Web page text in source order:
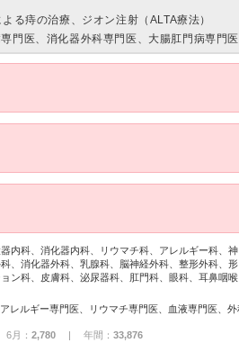
る痔の治療、ジオン注射（ALTA療法）
門医、消化器外科専門医、大腸肛門病専門医
内科、消化器内科、リウマチ科、アレルギー科、神
、消化器外科、乳腺科、脳神経外科、整形外科、形
ン科、皮膚科、泌尿器科、肛門科、眼科、耳鼻咽喉
： 2,780 | 年間： 33,876